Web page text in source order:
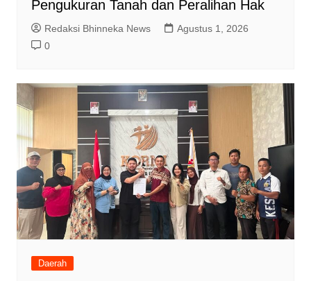
Pengukuran Tanah dan Peralihan Hak
Redaksi Bhinneka News
Agustus 1, 2026
0
Daerah